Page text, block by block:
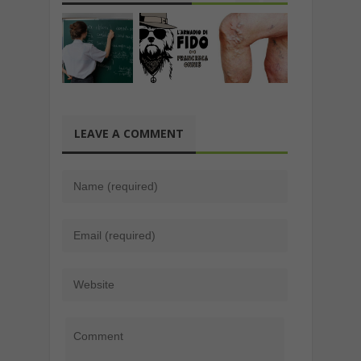
LEAVE A COMMENT